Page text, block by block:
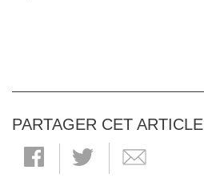
PARTAGER CET ARTICLE